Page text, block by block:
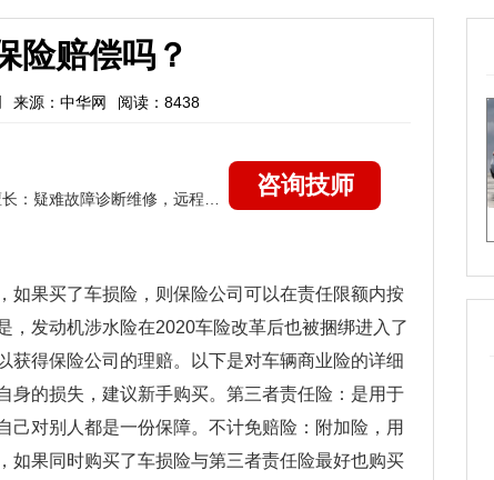
险赔偿吗？
来源：中华网 阅读：8438
咨询技师
如果买了车损险，则保险公司可以在责任限额内按
，发动机涉水险在2020车险改革后也被捆绑进入了
获得保险公司的理赔。以下是对车辆商业险的详细
身的损失，建议新手购买。第三者责任险：是用于
对别人都是一份保障。不计免赔险：附加险，用
如果同时购买了车损险与第三者责任险最好也购买